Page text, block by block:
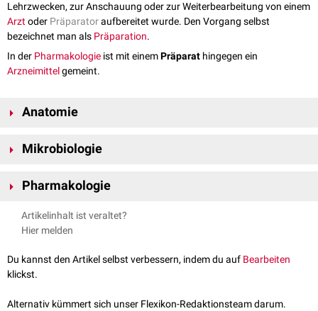
Lehrzwecken, zur Anschauung oder zur Weiterbearbeitung von einem
Arztoder Präparatoraufbereitet wurde. Den Vorgang selbst
bezeichnet man als Präparation.
In der Pharmakologie ist mit einemPräparat hingegen ein
Arzneimittelgemeint.
Anatomie
Anatomie Präparate verwendet. So gibt es in der
Präparaten, so genannten
Lichtmikroskop
untersucht werden. In der
dienen Körperspenden als Präparat, die im
Studenten unter Aufsicht eines Dozenten präpariert werden.
Mikrobiologie
Bakterienkolonien häufig
Grampräparat.
Pharmakologie
In der Pharmakologie werden Präparate weiter unterteilt in:
Monopräparate
Depotpräparateu.v.a.
Artikelinhalt ist veraltet?
Hier melden
Du kannst den Artikel selbst verbessern, indem du auf Bearbeiten
klickst.
Alternativ kümmert sich unser Flexikon-Redaktionsteam darum.